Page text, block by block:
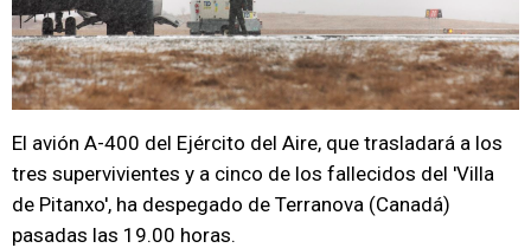
El avión A-400 del Ejército del Aire, que trasladará a los
tres supervivientes y a cinco de los fallecidos del 'Villa
de Pitanxo', ha despegado de Terranova (Canadá)
pasadas las 19.00 horas.